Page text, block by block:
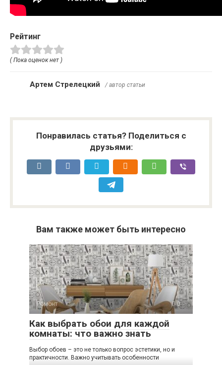
Рейтинг
( Пока оценок нет )
Артем Стрелецкий / автор статьи
Понравилась статья? Поделиться с
друзьями:
Вам также может быть интересно
Ремонт 0
Как выбрать обои для каждой
комнаты: что важно знать
Выбор обоев – это не только вопрос эстетики, но и
практичности. Важно учитывать особенности